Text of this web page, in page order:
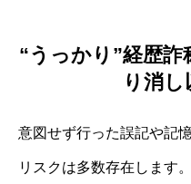
“うっかり”経歴
り消
意図せず行った誤記や記
リスクは多数存在します